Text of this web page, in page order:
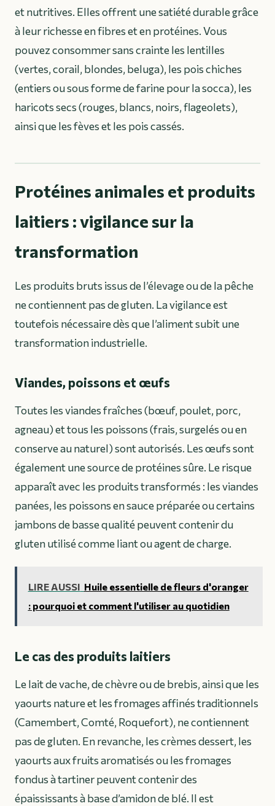
et nutritives. Elles offrent une satiété durable grâce
à leur richesse en fibres et en protéines. Vous
pouvez consommer sans crainte les lentilles
(vertes, corail, blondes, beluga), les pois chiches
(entiers ou sous forme de farine pour la socca), les
haricots secs (rouges, blancs, noirs, flageolets),
ainsi que les fèves et les pois cassés.
Protéines animales et produits
laitiers : vigilance sur la
transformation
Les produits bruts issus de l’élevage ou de la pêche
ne contiennent pas de gluten. La vigilance est
toutefois nécessaire dès que l’aliment subit une
transformation industrielle.
Viandes, poissons et œufs
Toutes les viandes fraîches (bœuf, poulet, porc,
agneau) et tous les poissons (frais, surgelés ou en
conserve au naturel) sont autorisés. Les œufs sont
également une source de protéines sûre. Le risque
apparaît avec les produits transformés : les viandes
panées, les poissons en sauce préparée ou certains
jambons de basse qualité peuvent contenir du
gluten utilisé comme liant ou agent de charge.
LIRE AUSSI Huile essentielle de fleurs d'oranger
: pourquoi et comment l'utiliser au quotidien
Le cas des produits laitiers
Le lait de vache, de chèvre ou de brebis, ainsi que les
yaourts nature et les fromages affinés traditionnels
(Camembert, Comté, Roquefort), ne contiennent
pas de gluten. En revanche, les crèmes dessert, les
yaourts aux fruits aromatisés ou les fromages
fondus à tartiner peuvent contenir des
épaississants à base d’amidon de blé. Il est